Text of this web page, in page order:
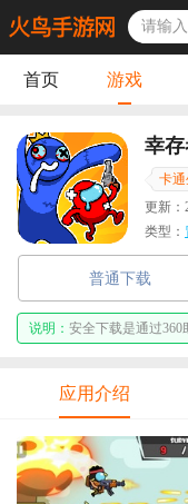
首页 游戏
幸
卡通
更新：
类型：
普通下载
说明： 安全下载是通过360
应用介绍